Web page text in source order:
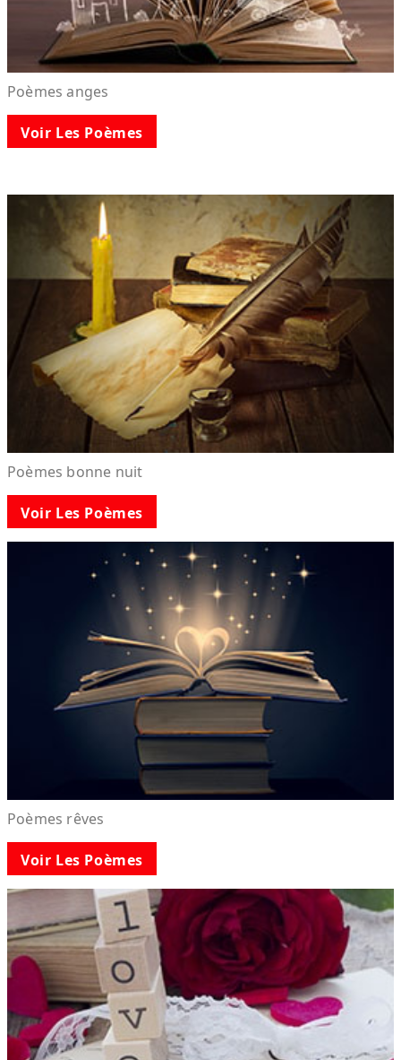
Poèmes anges
Voir Les Poèmes
Poèmes bonne nuit
Voir Les Poèmes
Poèmes rêves
Voir Les Poèmes